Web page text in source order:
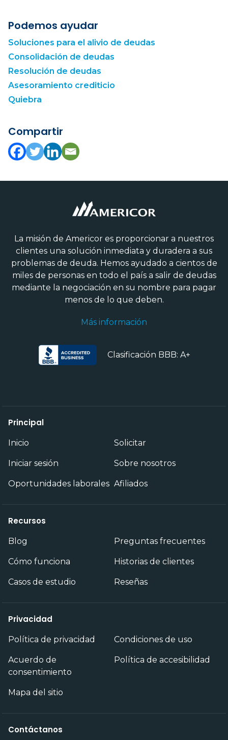
Podemos ayudar
Soluciones para el alivio de deudas
Consolidación de deudas
Resolución de deudas
Asesoramiento crediticio
Quiebra
Compartir
La misión de Americor es proporcionar a nuestros
clientes una solución inmediata y duradera a sus
problemas de deuda. Hemos ayudado a cientos de
miles de personas en todo el país a salir de deudas
mediante la negociación en su nombre para pagar
menos de lo que deben.
Más información
Clasificación BBB: A+
Principal
Inicio Solicitar
Iniciar sesión Sobre nosotros
Oportunidades laborales Afiliados
Recursos
Blog Preguntas frecuentes
Cómo funciona Historias de clientes
Casos de estudio Reseñas
Privacidad
Política de privacidad Condiciones de uso
Acuerdo de
consentimiento
Política de accesibilidad
Mapa del sitio
Contáctanos